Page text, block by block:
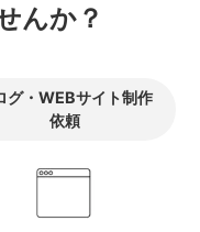
、発 ...
んか？
グ・WEBサイト制作
依頼